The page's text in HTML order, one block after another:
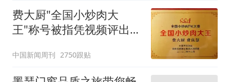
费大厨"全国小炒肉大
王"称号被指凭视频评出
中国新闻周刊 2750跟贴